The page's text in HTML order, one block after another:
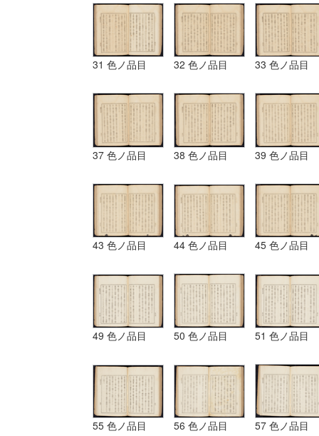
31 色ノ品目 32 色ノ品目 33 色ノ品目
37 色ノ品目 38 色ノ品目 39 色ノ品目
43 色ノ品目 44 色ノ品目 45 色ノ品目
49 色ノ品目 50 色ノ品目 51 色ノ品目
55 色ノ品目 56 色ノ品目 57 色ノ品目